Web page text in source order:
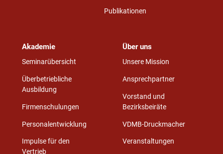
Publikationen
Akademie
Seminarübersicht
Überbetriebliche
Ausbildung
Firmenschulungen
Personalentwicklung
Impulse für den
Vertrieb
Über uns
Unsere Mission
Ansprechpartner
Vorstand und
Bezirksbeiräte
VDMB-Druckmacher
Veranstaltungen